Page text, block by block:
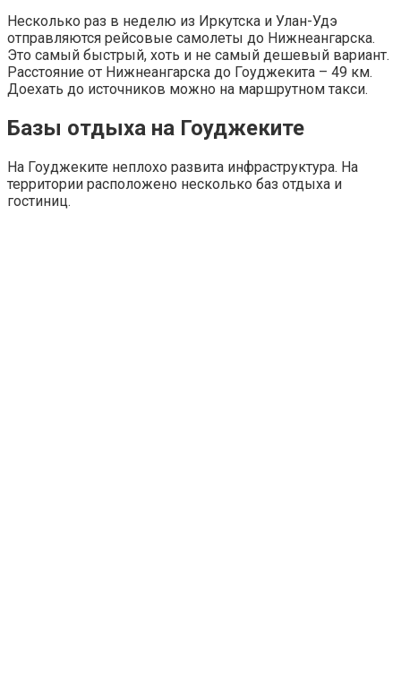
Несколько раз в неделю из Иркутска и Улан-Удэ
отправляются рейсовые самолеты до Нижнеангарска.
Это самый быстрый, хоть и не самый дешевый вариант.
Расстояние от Нижнеангарска до Гоуджекита – 49 км.
Доехать до источников можно на маршрутном такси.
Базы отдыха на Гоуджеките
На Гоуджеките неплохо развита инфраструктура. На
территории расположено несколько баз отдыха и
гостиниц.